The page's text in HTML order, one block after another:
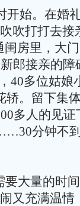
始。在婚
吹打打去接
闺房里，大
郎接亲的障
40多位姑娘
轿。留下集
多人的见
分钟不
大量的时
又充满温情